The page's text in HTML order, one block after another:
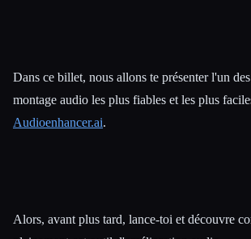
Dans ce billet, nous allons te présenter l'un
montage audio les plus fiables et les plus
Audioenhancer.ai.
Alors, avant plus tard, lance-toi et découvre